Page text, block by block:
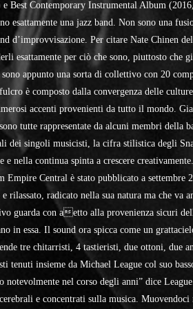
e Best Contemporary Instrumental Album
esattamente una jazz band. Non sono una
d’improvvisazione. Per citare Nate Chinen
esattamente per ciò che sono, piuttosto che
appunto una sorta di collettivo con 20
è composto dalla convergenza delle
accenti provenienti da tutto il mondo.
tutte rappresentate da alcuni membri della
dei singoli musicisti, la cifra stilistica degli
e nella continua spinta a crescere
Empire Central è stato pubblicato a settembre
e rilassato, radicato nella sua natura ma che
guarda con aetto alla provenienza sicuri
in essa. Il sound ora spicca come un
tre chitarristi, 4 tastieristi, due ottoni, due
tenuti insieme da Michael League col suo
notevolmente nel corso degli anni” dice
e concentrati sulla musica.